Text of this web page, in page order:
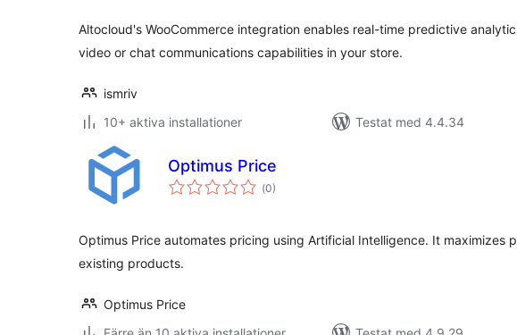
Altocloud's WooCommerce integration enables real-time predictive
video or chat communications capabilities in your store.
ismriv
10+ aktiva installationer
Testat med 4.4.34
Optimus Price
(Totalt
antal
0)
Optimus Price automates pricing using Artificial Intelligence. It maximizes
existing products.
Optimus Price